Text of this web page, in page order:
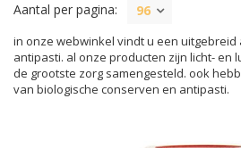
Aantal per pagina: 96
in onze webwinkel vindt u een
antipasti. al onze producten zijn licht- en
de grootste zorg samengesteld. ook
van biologische conserven en antipasti.